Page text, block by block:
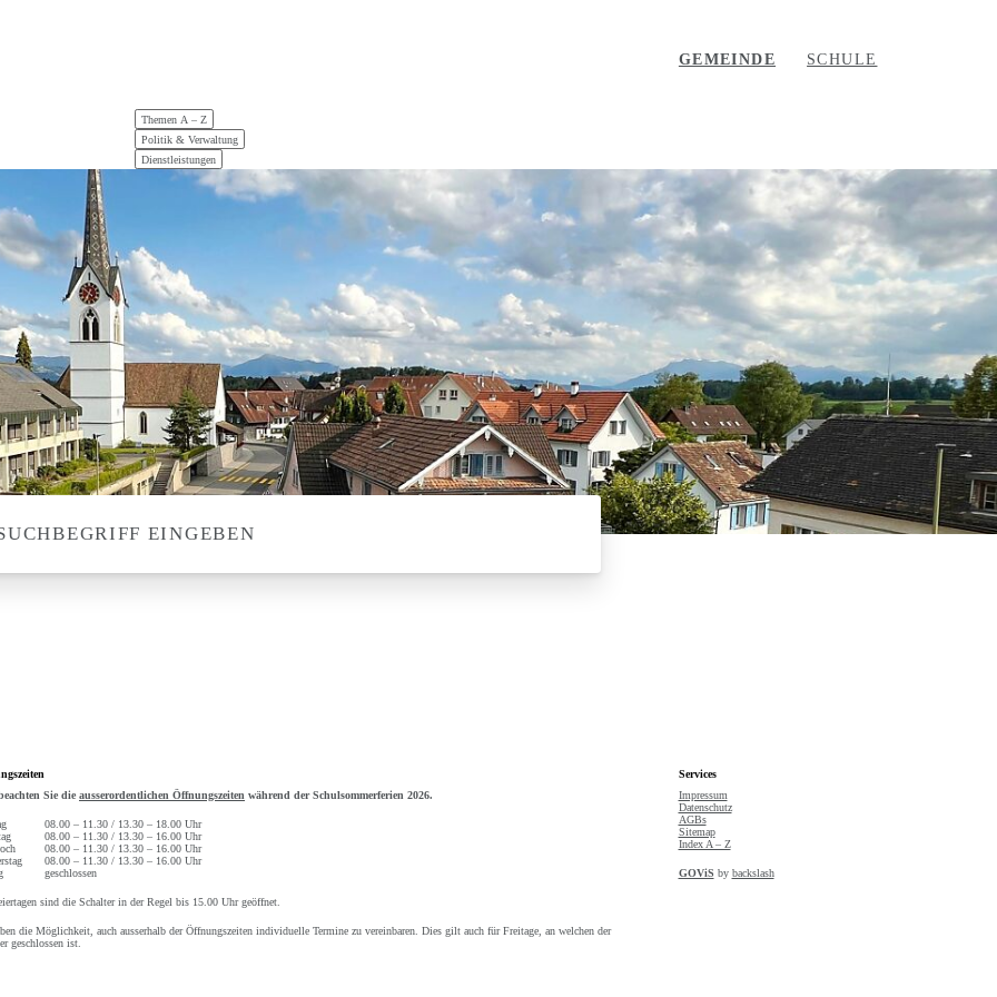
Hauptnavigation
Themen A – Z
Politik & Verwaltung
Dienstleistungen
GEMEINDE SCHULE
Suche
EINGEBEN
Sie die ausserordentlichen Öffnungszeiten während der Schulsommerferien 2026.
08.00 – 11.30 / 13.30 – 18.00 Uhr
08.00 – 11.30 / 13.30 – 16.00 Uhr
08.00 – 11.30 / 13.30 – 16.00 Uhr
08.00 – 11.30 / 13.30 – 16.00 Uhr
geschlossen
sind die Schalter in der Regel bis 15.00 Uhr geöffnet.
die Möglichkeit, auch ausserhalb der Öffnungszeiten individuelle Termine zu vereinbaren. Dies gilt auch für Freitage, an welchen der
geschlossen ist.
Services
Impressum
Datenschutz
AGBs
Sitemap
Index A – Z
GOViS by backslash